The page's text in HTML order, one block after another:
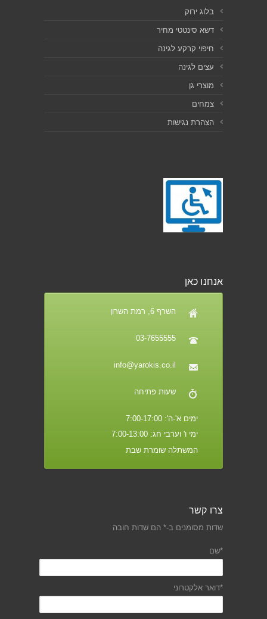
בלוג ירוק
דשא סינטטי מחיר
חיפוי קרקע לגינה
עצים לגינה
מוצרי גן
צמחים
הצהרת נגישות
אנחנו כאן
השרף 6, רמת השרון
03-7655555
info@yarokis.co.il
שעות פתיחה
ימים א'-ה': 7:00-17:00
ימי ו' וערבי חג: 7:00-13:00
המשתלה שומרת שבת
צרו קשר
שדות מסומנים ב-* הם שדות חובה
*שם
*דואר אלקטרוני